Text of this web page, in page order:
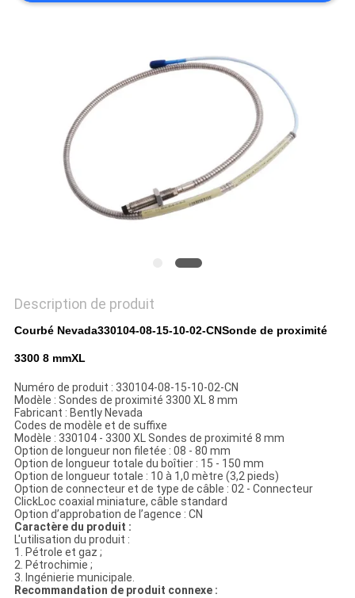
DEMANDEZ
UN DEVIS
DE
CONFIDENTIALITÉ
Description de produit
Courbé Nevada330104-08-15-10-02-CNSonde de proximité
3300 8 mmXL
Numéro de produit : 330104-08-15-10-02-CN
Modèle : Sondes de proximité 3300 XL 8 mm
Fabricant : Bently Nevada
Codes de modèle et de suffixe
Modèle : 330104 - 3300 XL Sondes de proximité 8 mm
Option de longueur non filetée : 08 - 80 mm
Option de longueur totale du boîtier : 15 - 150 mm
Option de longueur totale : 10 à 1,0 mètre (3,2 pieds)
Option de connecteur et de type de câble : 02 - Connecteur
ClickLoc coaxial miniature, câble standard
Option d’approbation de l’agence : CN
Caractère du produit :
L'utilisation du produit :
1. Pétrole et gaz ;
2. Pétrochimie ;
3. Ingénierie municipale.
Recommandation de produit connexe :